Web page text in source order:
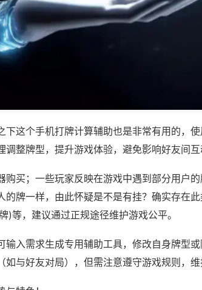
下这个手机打牌计算辅助也是非常有用的，
调整牌型，提升游戏体验，避免影响好友间互
购买；一些玩家反映在游戏中遇到部分用户的
的牌一样，由此怀疑是不是有挂？确实存在
)等，建议通过正规途径维护游戏公平。
输入需求生成专用辅助工具，修改自身牌型
如与好友对局），但需注意遵守游戏规则，维